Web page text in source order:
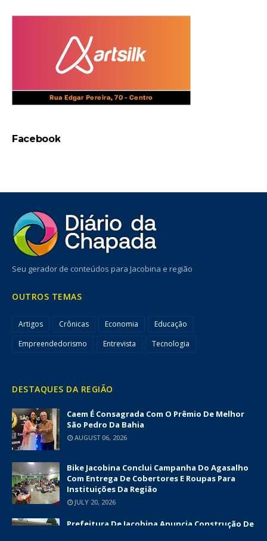
Facebook
Seu gerador de conteúdos para Jacobina e região
OUTROS TEMAS
Artigos Crônicas Economia
Educação
Empreendedorismo
Entrevista Tecnologia
DESTAQUES DA REGIÃO
Caem É Consagrada Com O Prêmio De Melhor
São Pedro Da Bahia
AUGUST 06, 2026
Bike Jacobina Conclui Campanha Do Agasalho
Com Entrega De Cobertores E Roupas Para
Instituições Da Região
JULY 20, 2026
Prefeitura De Jacobina Anuncia Construção De